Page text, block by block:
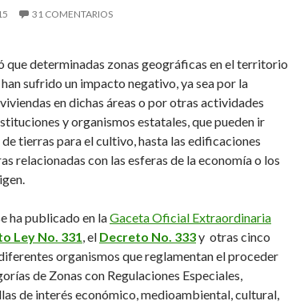
31 COMENTARIOS
que determinadas zonas geográficas en el territorio
sufrido un impacto negativo, ya sea por la
en dichas áreas o por otras actividades
y organismos estatales, que pueden ir
tierras para el cultivo, hasta las edificaciones
relacionadas con las esferas de la economía o los
ha publicado en laGaceta Oficial Extraordinaria
Ley No. 331, el Decreto No. 333y otras cinco
organismos que reglamentan el proceder
de Zonas con Regulaciones Especiales,
de interés económico, medioambiental, cultural,